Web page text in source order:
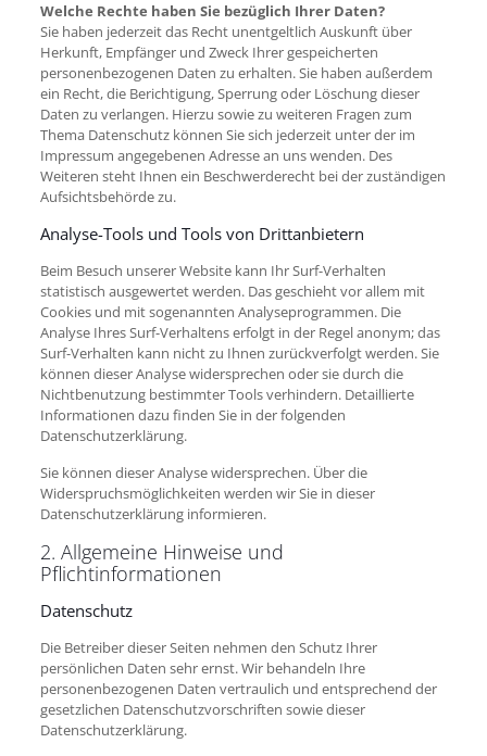
Welche Rechte haben Sie bezüglich Ihrer Daten?
Sie haben jederzeit das Recht unentgeltlich Auskunft über
Herkunft, Empfänger und Zweck Ihrer gespeicherten
personenbezogenen Daten zu erhalten. Sie haben außerdem
ein Recht, die Berichtigung, Sperrung oder Löschung dieser
Daten zu verlangen. Hierzu sowie zu weiteren Fragen zum
Thema Datenschutz können Sie sich jederzeit unter der im
Impressum angegebenen Adresse an uns wenden. Des
Weiteren steht Ihnen ein Beschwerderecht bei der zuständigen
Aufsichtsbehörde zu.
Analyse-Tools und Tools von Drittanbietern
Beim Besuch unserer Website kann Ihr Surf-Verhalten
statistisch ausgewertet werden. Das geschieht vor allem mit
Cookies und mit sogenannten Analyseprogrammen. Die
Analyse Ihres Surf-Verhaltens erfolgt in der Regel anonym; das
Surf-Verhalten kann nicht zu Ihnen zurückverfolgt werden. Sie
können dieser Analyse widersprechen oder sie durch die
Nichtbenutzung bestimmter Tools verhindern. Detaillierte
Informationen dazu finden Sie in der folgenden
Datenschutzerklärung.
Sie können dieser Analyse widersprechen. Über die
Widerspruchsmöglichkeiten werden wir Sie in dieser
Datenschutzerklärung informieren.
2. Allgemeine Hinweise und
Pflichtinformationen
Datenschutz
Die Betreiber dieser Seiten nehmen den Schutz Ihrer
persönlichen Daten sehr ernst. Wir behandeln Ihre
personenbezogenen Daten vertraulich und entsprechend der
gesetzlichen Datenschutzvorschriften sowie dieser
Datenschutzerklärung.